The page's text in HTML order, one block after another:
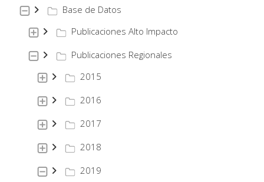
Base de Datos
Publicaciones Alto Impacto
Publicaciones Regionales
2015
2016
2017
2018
2019